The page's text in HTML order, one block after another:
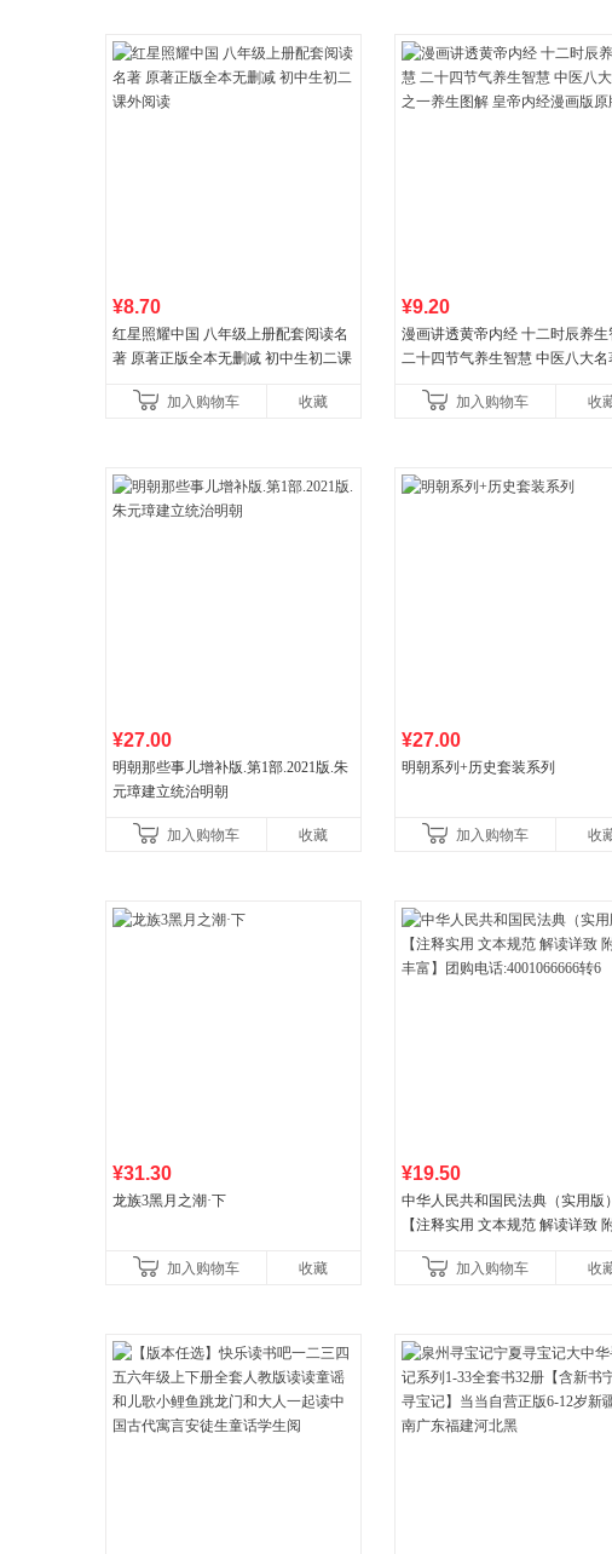
¥8.70
红星照耀中国 八年级上册配套阅读名
著 原著正版全本无删减 初中生初二课
加入购物车
收藏
¥9.20
漫画讲透黄帝内经 十二时辰养生
二十四节气养生智慧 中医八大名
加入购物车
收
¥27.00
明朝那些事儿增补版.第1部.2021版.朱
元璋建立统治明朝
加入购物车 收藏
¥27.00
明朝系列+历史套装系列
加入购物车 收
¥31.30
龙族3黑月之潮·下
加入购物车 收藏
¥19.50
中华人民共和国民法典（实用版）
【注释实用 文本规范 解读详致
加入购物车
收